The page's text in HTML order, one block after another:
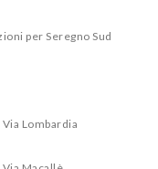
per Seregno Sud
Lombardia